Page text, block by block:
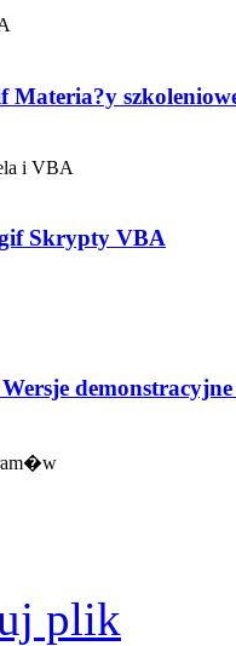
Materia?y
i VBA
Skrypty VBA
plik